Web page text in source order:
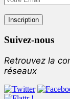
Suivez-nous
Retrouvez la
réseaux